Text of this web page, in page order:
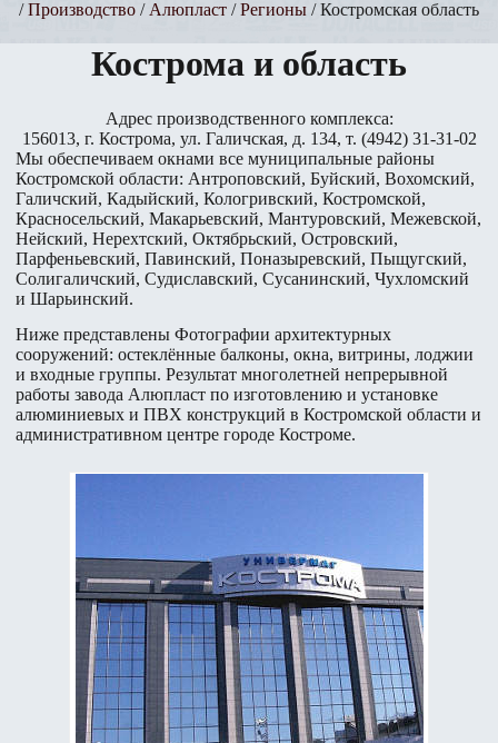
/Производство / Алюпласт /Регионы / Костромская область
Кострома и область
Адрес производственного комплекса:
156013, г. Кострома, ул. Галичская, д. 134, т. (4942) 31-31-02
Мы обеспечиваем окнами все муниципальные районы
Костромской области: Антроповский, Буйский, Вохомский,
Галичский, Кадыйский, Кологривский, Костромской,
Красносельский, Макарьевский, Мантуровский, Межевской,
Нейский, Нерехтский, Октябрьский, Островский,
Парфеньевский, Павинский, Поназыревский, Пыщугский,
Солигаличский, Судиславский, Сусанинский, Чухломский
и Шарьинский.
Ниже представлены Фотографии архитектурных
сооружений: остеклённые балконы, окна, витрины, лоджии
и входные группы. Результат многолетней непрерывной
работы завода Алюпласт по изготовлению и установке
алюминиевых и ПВХ конструкций в Костромской области и
административном центре городе Костроме.